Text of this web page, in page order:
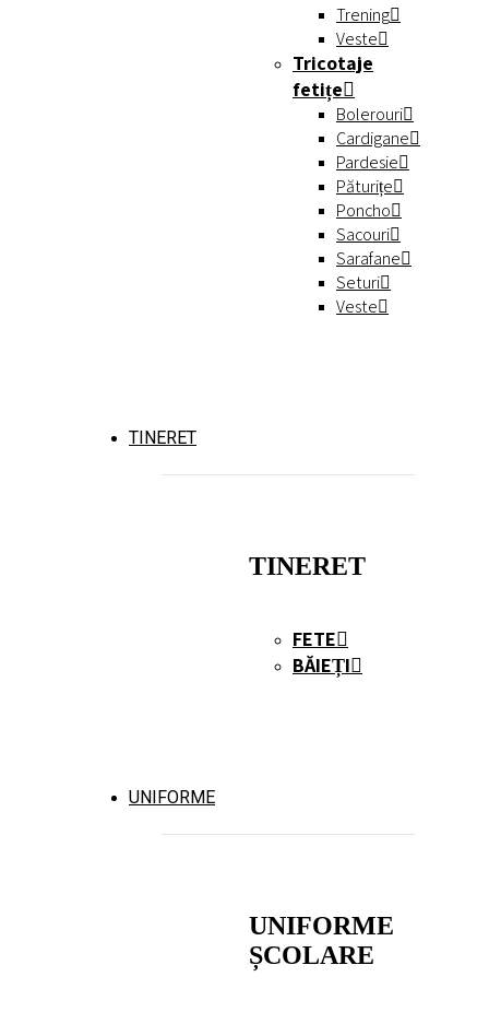
Trening
Veste
Tricotaje
fetițe
Bolerouri
Cardigane
Pardesie
Păturițe
Poncho
Sacouri
Sarafane
Seturi
Veste
TINERET
TINERET
FETE
BĂIEȚI
UNIFORME
UNIFORME
ȘCOLARE